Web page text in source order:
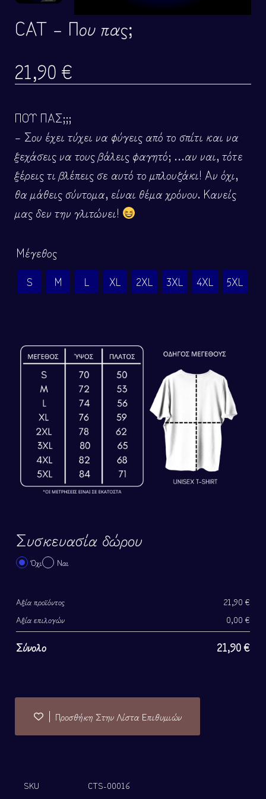
CAT – Που πας;
21,90 €
ΠΟΥ ΠΑΣ;;;
– Σου έχει τύχει να φύγεις από το σπίτι και να
ξεχάσεις να τους βάλεις φαγητό; …αν ναι, τότε
ξέρεις τι βλέπεις σε αυτό το μπλουζάκι! Αν όχι,
θα μάθεις σύντομα, είναι θέμα χρόνου. Κανείς
μας δεν την γλιτώνει!
Μέγεθος
S M L XL 2XL 3XL 4XL 5XL
Συσκευασία δώρου
Όχι Ναι
Αξία προϊόντος 21,90 €
Αξία επιλογών
0,00 €
Σύνολο 21,90€
Προσθήκη Στην Λίστα Επιθυμιών
SKU CTS-00016